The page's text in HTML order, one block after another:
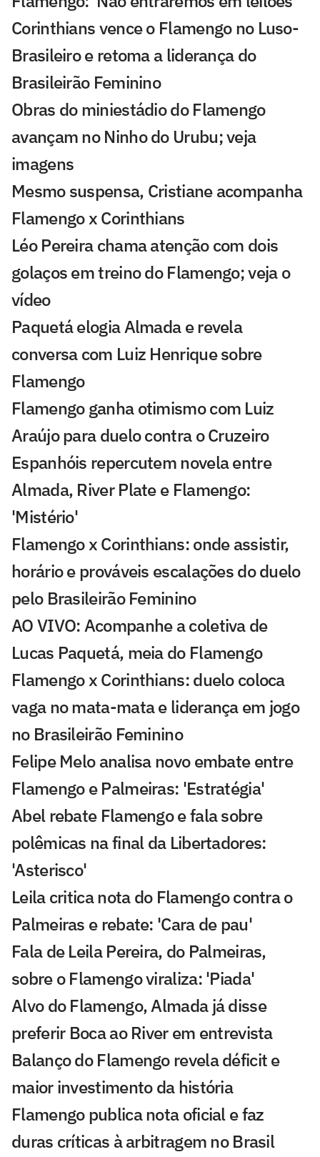
Corinthians vence o Flamengo no Luso-
Brasileiro e retoma a liderança do
Brasileirão Feminino
Obras do miniestádio do Flamengo
avançam no Ninho do Urubu; veja
imagens
Mesmo suspensa, Cristiane acompanha
Flamengo x Corinthians
Léo Pereira chama atenção com dois
golaços em treino do Flamengo; veja o
vídeo
Paquetá elogia Almada e revela
conversa com Luiz Henrique sobre
Flamengo
Flamengo ganha otimismo com Luiz
Araújo para duelo contra o Cruzeiro
Espanhóis repercutem novela entre
Almada, River Plate e Flamengo:
'Mistério'
Flamengo x Corinthians: onde assistir,
horário e prováveis escalações do duelo
pelo Brasileirão Feminino
AO VIVO: Acompanhe a coletiva de
Lucas Paquetá, meia do Flamengo
Flamengo x Corinthians: duelo coloca
vaga no mata-mata e liderança em jogo
no Brasileirão Feminino
Felipe Melo analisa novo embate entre
Flamengo e Palmeiras: 'Estratégia'
Abel rebate Flamengo e fala sobre
polêmicas na final da Libertadores:
'Asterisco'
Leila critica nota do Flamengo contra o
Palmeiras e rebate: 'Cara de pau'
Fala de Leila Pereira, do Palmeiras,
sobre o Flamengo viraliza: 'Piada'
Alvo do Flamengo, Almada já disse
preferir Boca ao River em entrevista
Balanço do Flamengo revela déficit e
maior investimento da história
Flamengo publica nota oficial e faz
duras críticas à arbitragem no Brasil